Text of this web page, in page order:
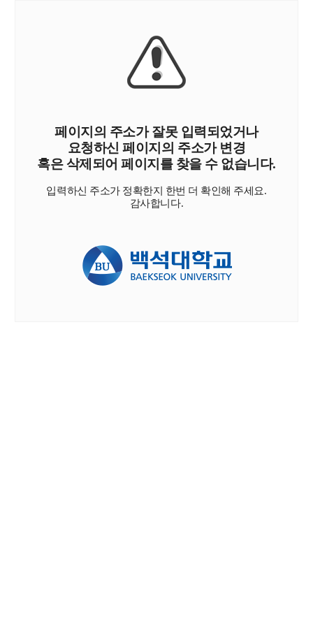
페이지의 주소가 잘못 입력되었거나
요청하신 페이지의 주소가 변경
혹은 삭제되어 페이지를 찾을 수 없습니다.
입력하신 주소가 정확한지 한번 더 확인해 주세요.
감사합니다.